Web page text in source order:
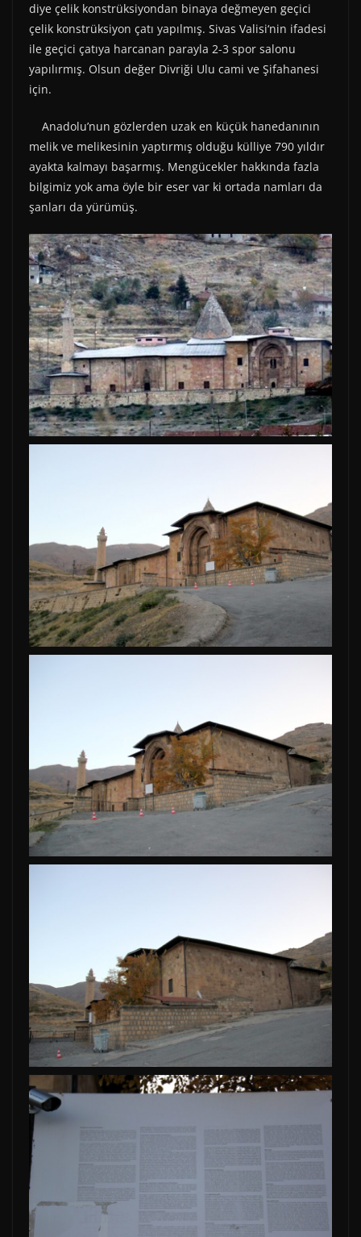
diye çelik konstrüksiyondan binaya değmeyen geçici
çelik konstrüksiyon çatı yapılmış. Sivas Valisi‘nin ifadesi
ile geçici çatıya harcanan parayla 2-3 spor salonu
yapılırmış. Olsun değer Divriği Ulu cami ve Şifahanesi
için.
Anadolu’nun gözlerden uzak en küçük hanedanının
melik ve melikesinin yaptırmış olduğu külliye 790 yıldır
ayakta kalmayı başarmış. Mengücekler hakkında fazla
bilgimiz yok ama öyle bir eser var ki ortada namları da
şanları da yürümüş.